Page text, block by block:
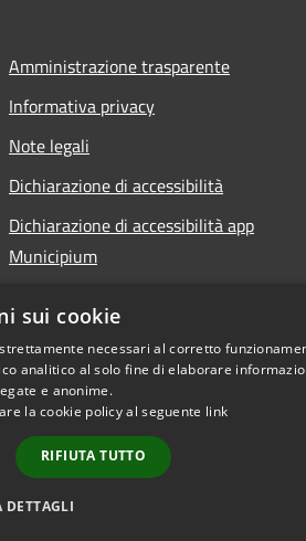
Amministrazione trasparente
Informativa privacy
Note legali
Dichiarazione di accessibilità
Dichiarazione di accessibilità app
Municipium
sui cookie
necessari al corretto
analitico al solo fine di elaborare
e anonime.
la cookie policy al seguente link
RIFIUTA TUTTO
DETTAGLI